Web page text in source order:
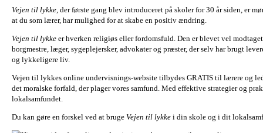
Vejen til lykke, der første gang blev introduceret på skoler for 30 år siden, er
at du som lærer, har mulighed for at skabe en positiv ændring.
Vejen til lykke er hverken religiøs eller fordomsfuld. Den er blevet vel
borgmestre, læger, sygeplejersker, advokater og præster, der selv har brugt
og lykkeligere liv.
Vejen til lykkes online undervisnings-website tilbydes GRATIS til lærere og
det moralske forfald, der plager vores samfund. Med effektive strategier og
lokalsamfundet.
Du kan gøre en forskel ved at bruge Vejen til lykke i din skole og i dit